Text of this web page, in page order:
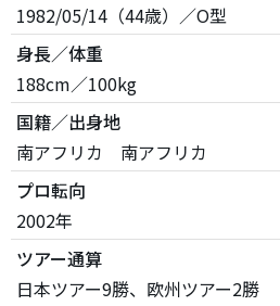
1982/05/14（44歳）／O型
身長／体重
188cm／100kg
国籍／出身地
南アフリカ 南アフリカ
プロ転向
2002年
ツアー通算
日本ツアー9勝、欧州ツアー2勝